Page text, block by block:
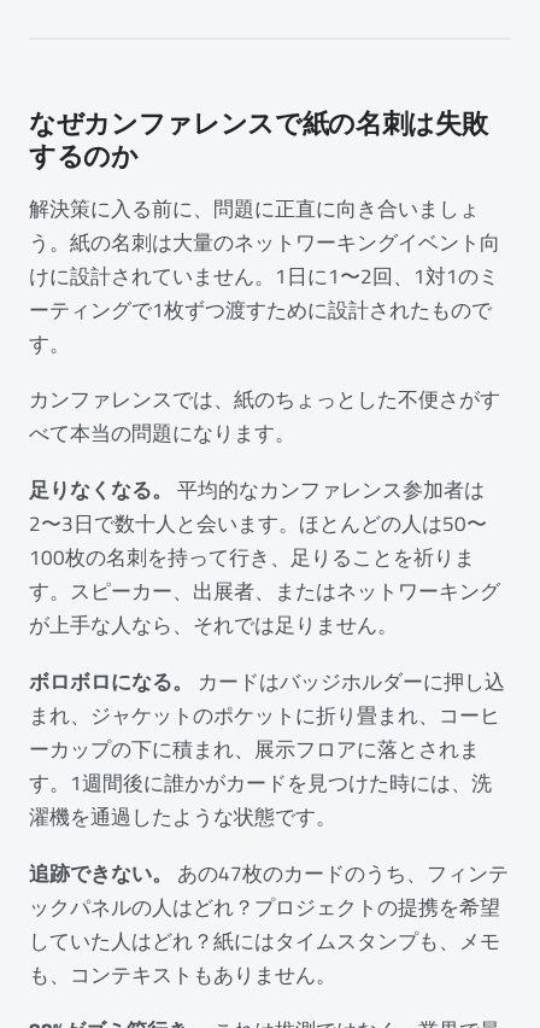
なぜカンファレンスで紙の名刺は失敗
するのか
解決策に入る前に、問題に正直に向き合いましょ
う。紙の名刺は大量のネットワーキングイベント向
けに設計されていません。1日に1〜2回、1対1のミ
ーティングで1枚ずつ渡すために設計されたもので
す。
カンファレンスでは、紙のちょっとした不便さがす
べて本当の問題になります。
足りなくなる。 平均的なカンファレンス参加者は
2〜3日で数十人と会います。ほとんどの人は50〜
100枚の名刺を持って行き、足りることを祈りま
す。スピーカー、出展者、またはネットワーキング
が上手な人なら、それでは足りません。
ボロボロになる。
カードはバッジホルダーに押し込
まれ、ジャケットのポケットに折り畳まれ、コーヒ
ーカップの下に積まれ、展示フロアに落とされま
す。1週間後に誰かがカードを見つけた時には、洗
濯機を通過したような状態です。
追跡できない。
あの47枚のカードのうち、フィンテ
ックパネルの人はどれ？プロジェクトの提携を希望
していた人はどれ？紙にはタイムスタンプも、メモ
も、コンテキストもありません。